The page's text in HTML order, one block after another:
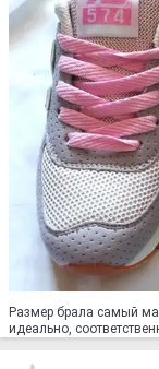
Размер брала самый
идеально,